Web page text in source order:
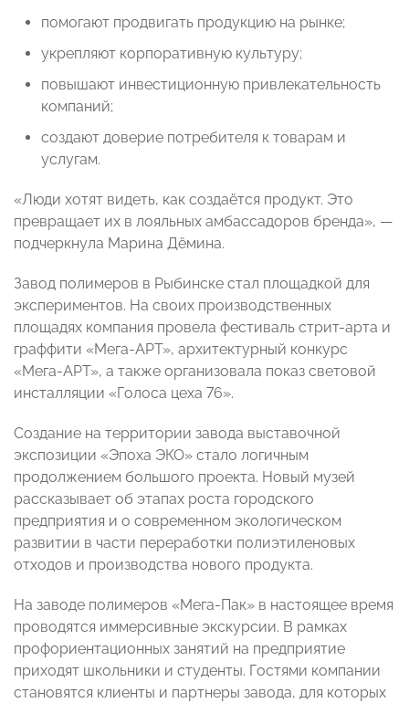
помогают продвигать продукцию на рынке;
укрепляют корпоративную культуру;
повышают инвестиционную привлекательность
компаний;
создают доверие потребителя к товарам и
услугам.
«Люди хотят видеть, как создаётся продукт. Это
превращает их в лояльных амбассадоров бренда», —
подчеркнула Марина Дёмина.
Завод полимеров в Рыбинске стал площадкой для
экспериментов. На своих производственных
площадях компания провела фестиваль стрит-арта и
граффити «Мега-АРТ», архитектурный конкурс
«Мега-АРТ», а также организовала показ световой
инсталляции «Голоса цеха 76».
Создание на территории завода выставочной
экспозиции «Эпоха ЭКО» стало логичным
продолжением большого проекта. Новый музей
рассказывает об этапах роста городского
предприятия и о современном экологическом
развитии в части переработки полиэтиленовых
отходов и производства нового продукта.
На заводе полимеров «Мега-Пак» в настоящее время
проводятся иммерсивные экскурсии. В рамках
профориентационных занятий на предприятие
приходят школьники и студенты. Гостями компании
становятся клиенты и партнеры завода, для которых